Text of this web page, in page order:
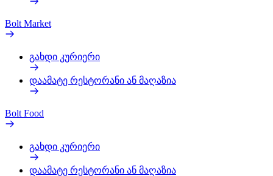
Bolt Market
გახდი კურიერი
დაამატე რესტორანი ან მაღაზია
Bolt Food
გახდი კურიერი
დაამატე რესტორანი ან მაღაზია